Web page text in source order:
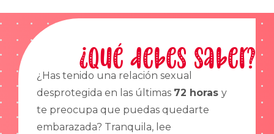
¿Qué debes saber?
¿Has tenido una relación sexual
desprotegida en las últimas 72 horas y
te preocupa que puedas quedarte
embarazada? Tranquila, lee